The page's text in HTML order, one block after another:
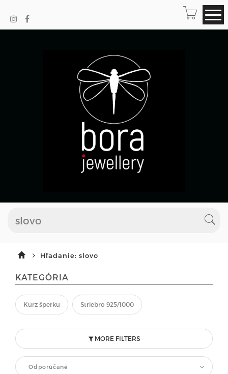
Hľadanie: slovo
KATEGÓRIA
Kurz šperku Striebro 925/1000
MORE FILTERS
Odporúčané